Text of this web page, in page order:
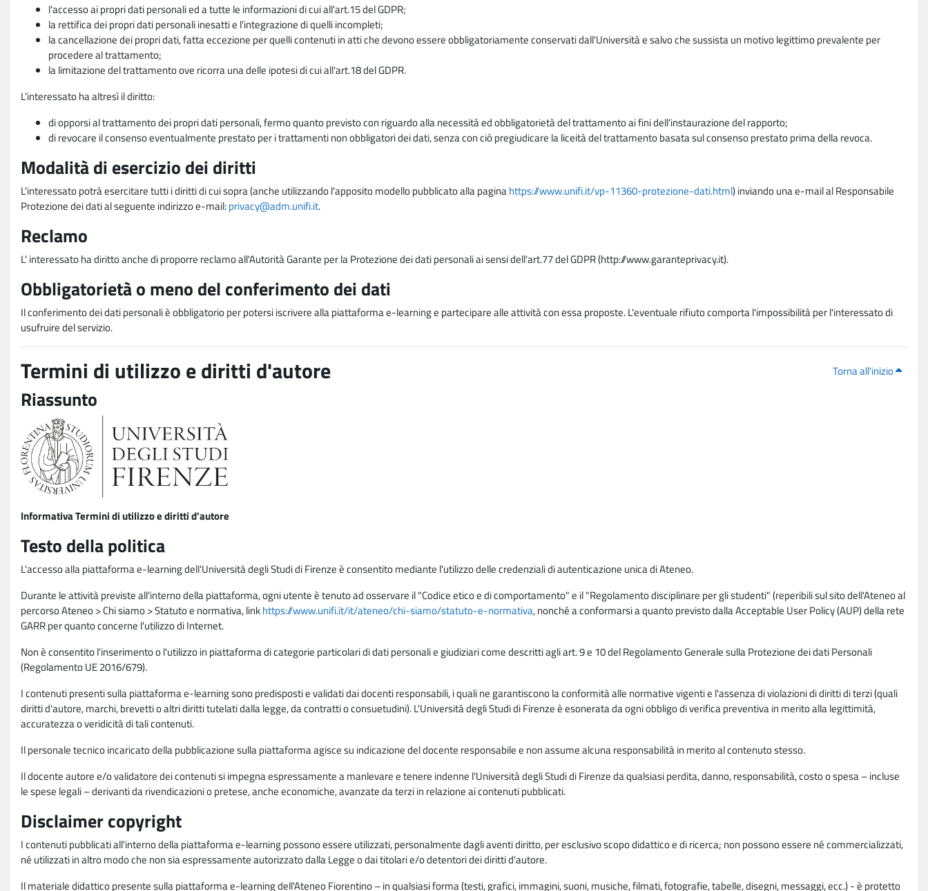
l'accesso ai propri dati personali ed a tutte le informazioni di cui all'art.15 del GDPR;
la rettifica dei propri dati personali inesatti e l'integrazione di quelli incompleti;
la cancellazione dei propri dati, fatta eccezione per quelli contenuti in atti che devono essere obbligatoriamente conservati dall'Università e salvo che sussista un motivo legittimo prevalente per
procedere al trattamento;
la limitazione del trattamento ove ricorra una delle ipotesi di cui all'art.18 del GDPR.
L'interessato ha altresì il diritto:
di opporsi al trattamento dei propri dati personali, fermo quanto previsto con riguardo alla necessità ed obbligatorietà del trattamento ai fini dell'instaurazione del rapporto;
di revocare il consenso eventualmente prestato per i trattamenti non obbligatori dei dati, senza con ciò pregiudicare la liceità del trattamento basata sul consenso prestato prima della revoca.
Modalità di esercizio dei diritti
L'interessato potrà esercitare tutti i diritti di cui sopra (anche utilizzando l'apposito modello pubblicato alla paginahttps://www.unifi.it/vp-11360-protezione-dati.html) inviando una e-mail al Responsabile
Protezione dei dati al seguente indirizzo e-mail:privacy@adm.unifi.it.
Reclamo
L' interessato ha diritto anche di proporre reclamo all'Autorità Garante per la Protezione dei dati personali ai sensi dell'art.77 del GDPR (http://www.garanteprivacy.it).
Obbligatorietà o meno del conferimento dei dati
Il conferimento dei dati personali è obbligatorio per potersi iscrivere alla piattaforma e-learning e partecipare alle attività con essa proposte. L'eventuale rifiuto comporta l'impossibilità per l'interessato di
usufruire del servizio.
Torna all'inizio
Termini di utilizzo e diritti d'autore
Riassunto
Informativa Termini di utilizzo e diritti d'autore
Testo della politica
L'accesso alla piattaforma e-learning dell'Università degli Studi di Firenze è consentito mediante l'utilizzo delle credenziali di autenticazione unica di Ateneo.
Durante le attività previste all'interno della piattaforma, ogni utente è tenuto ad osservare il "Codice etico e di comportamento" e il "Regolamento disciplinare per gli studenti" (reperibili sul sito dell'Ateneo al
percorso Ateneo > Chi siamo > Statuto e normativa, linkhttps://www.unifi.it/it/ateneo/chi-siamo/statuto-e-normativa, nonché a conformarsi a quanto previsto dalla Acceptable User Policy (AUP) della rete
GARR per quanto concerne l'utilizzo di Internet.
Non è consentito l'inserimento o l'utilizzo in piattaforma di categorie particolari di dati personali e giudiziari come descritti agli art. 9 e 10 del Regolamento Generale sulla Protezione dei dati Personali
(Regolamento UE 2016/679).
I contenuti presenti sulla piattaforma e-learning sono predisposti e validati dai docenti responsabili, i quali ne garantiscono la conformità alle normative vigenti e l'assenza di violazioni di diritti di terzi (quali
diritti d'autore, marchi, brevetti o altri diritti tutelati dalla legge, da contratti o consuetudini). L'Università degli Studi di Firenze è esonerata da ogni obbligo di verifica preventiva in merito alla legittimità,
accuratezza o veridicità di tali contenuti.
Il personale tecnico incaricato della pubblicazione sulla piattaforma agisce su indicazione del docente responsabile e non assume alcuna responsabilità in merito al contenuto stesso.
Il docente autore e/o validatore dei contenuti si impegna espressamente a manlevare e tenere indenne l'Università degli Studi di Firenze da qualsiasi perdita, danno, responsabilità, costo o spesa – incluse
le spese legali – derivanti da rivendicazioni o pretese, anche economiche, avanzate da terzi in relazione ai contenuti pubblicati.
Disclaimer copyright
I contenuti pubblicati all'interno della piattaforma e-learning possono essere utilizzati, personalmente dagli aventi diritto, per esclusivo scopo didattico e di ricerca; non possono essere né commercializzati,
né utilizzati in altro modo che non sia espressamente autorizzato dalla Legge o dai titolari e/o detentori dei diritti d'autore.
Il materiale didattico presente sulla piattaforma e-learning dell'Ateneo Fiorentino – in qualsiasi forma (testi, grafici, immagini, suoni, musiche, filmati, fotografie, tabelle, disegni, messaggi, ecc.) - è protetto